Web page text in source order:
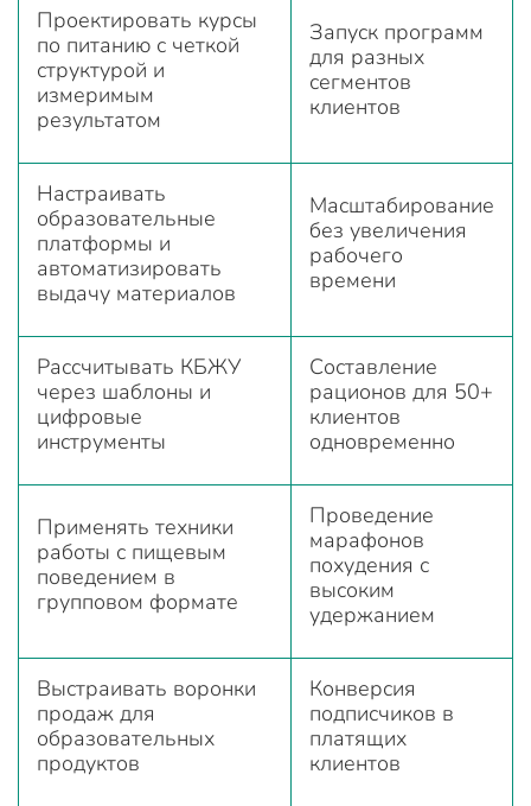
Проектировать курсы
по питанию с четкой
структурой и
измеримым
результатом
Запуск программ
для разных
сегментов
клиентов
Настраивать
образовательные
платформы и
автоматизировать
выдачу материалов
Масштабирование
без увеличения
рабочего
времени
Рассчитывать КБЖУ
через шаблоны и
цифровые
инструменты
Составление
рационов для 50+
клиентов
одновременно
Применять техники
работы с пищевым
поведением в
групповом формате
Проведение
марафонов
похудения с
высоким
удержанием
Выстраивать воронки
продаж для
образовательных
продуктов
Конверсия
подписчиков в
платящих
клиентов